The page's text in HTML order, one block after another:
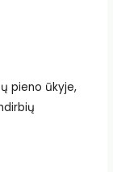
pieno ūkyje,